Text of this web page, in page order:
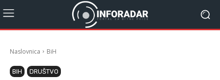
Naslovnica BiH
BIH DRUŠTVO